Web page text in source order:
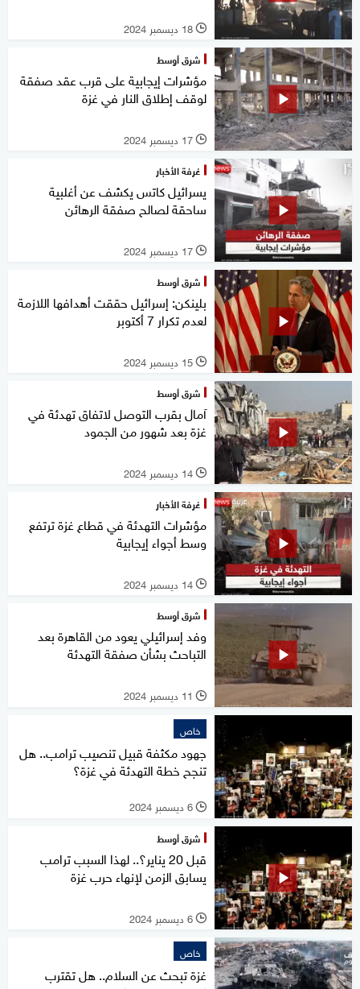
l 18 ديسمبر 2024
شرق أوسط
مؤشرات إيجابية على قرب عقد صفقة
لوقف إطلاق النار في غزة
l 17 ديسمبر 2024
غرفة الأخبار
يسرائيل كاتس يكشف عن أغلبية
ساحقة لصالح صفقة الرهائن
l 17 ديسمبر 2024
شرق أوسط
بلينكن: إسرائيل حققت أهدافها اللازمة
لعدم تكرار 7 أكتوبر
l 15 ديسمبر 2024
شرق أوسط
آمال بقرب التوصل لاتفاق تهدئة في
غزة بعد شهور من الجمود
l 14 ديسمبر 2024
غرفة الأخبار
مؤشرات التهدئة في قطاع غزة ترتفع
وسط أجواء إيجابية
l 14 ديسمبر 2024
شرق أوسط
وفد إسرائيلي يعود من القاهرة بعد
التباحث بشأن صفقة التهدئة
l 11 ديسمبر 2024
خاص
جهود مكثفة قبيل تنصيب ترامب.. هل
تنجح خطة التهدئة في غزة؟
l 6 ديسمبر 2024
شرق أوسط
قبل 20 يناير؟.. لهذا السبب ترامب
يسابق الزمن لإنهاء حرب غزة
l 6 ديسمبر 2024
خاص
غزة تبحث عن السلام.. هل تقترب